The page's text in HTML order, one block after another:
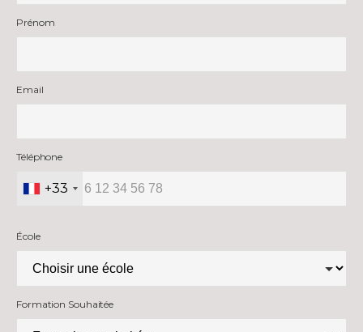
Prénom
Email
Téléphone
+33
École
Formation Souhaitée